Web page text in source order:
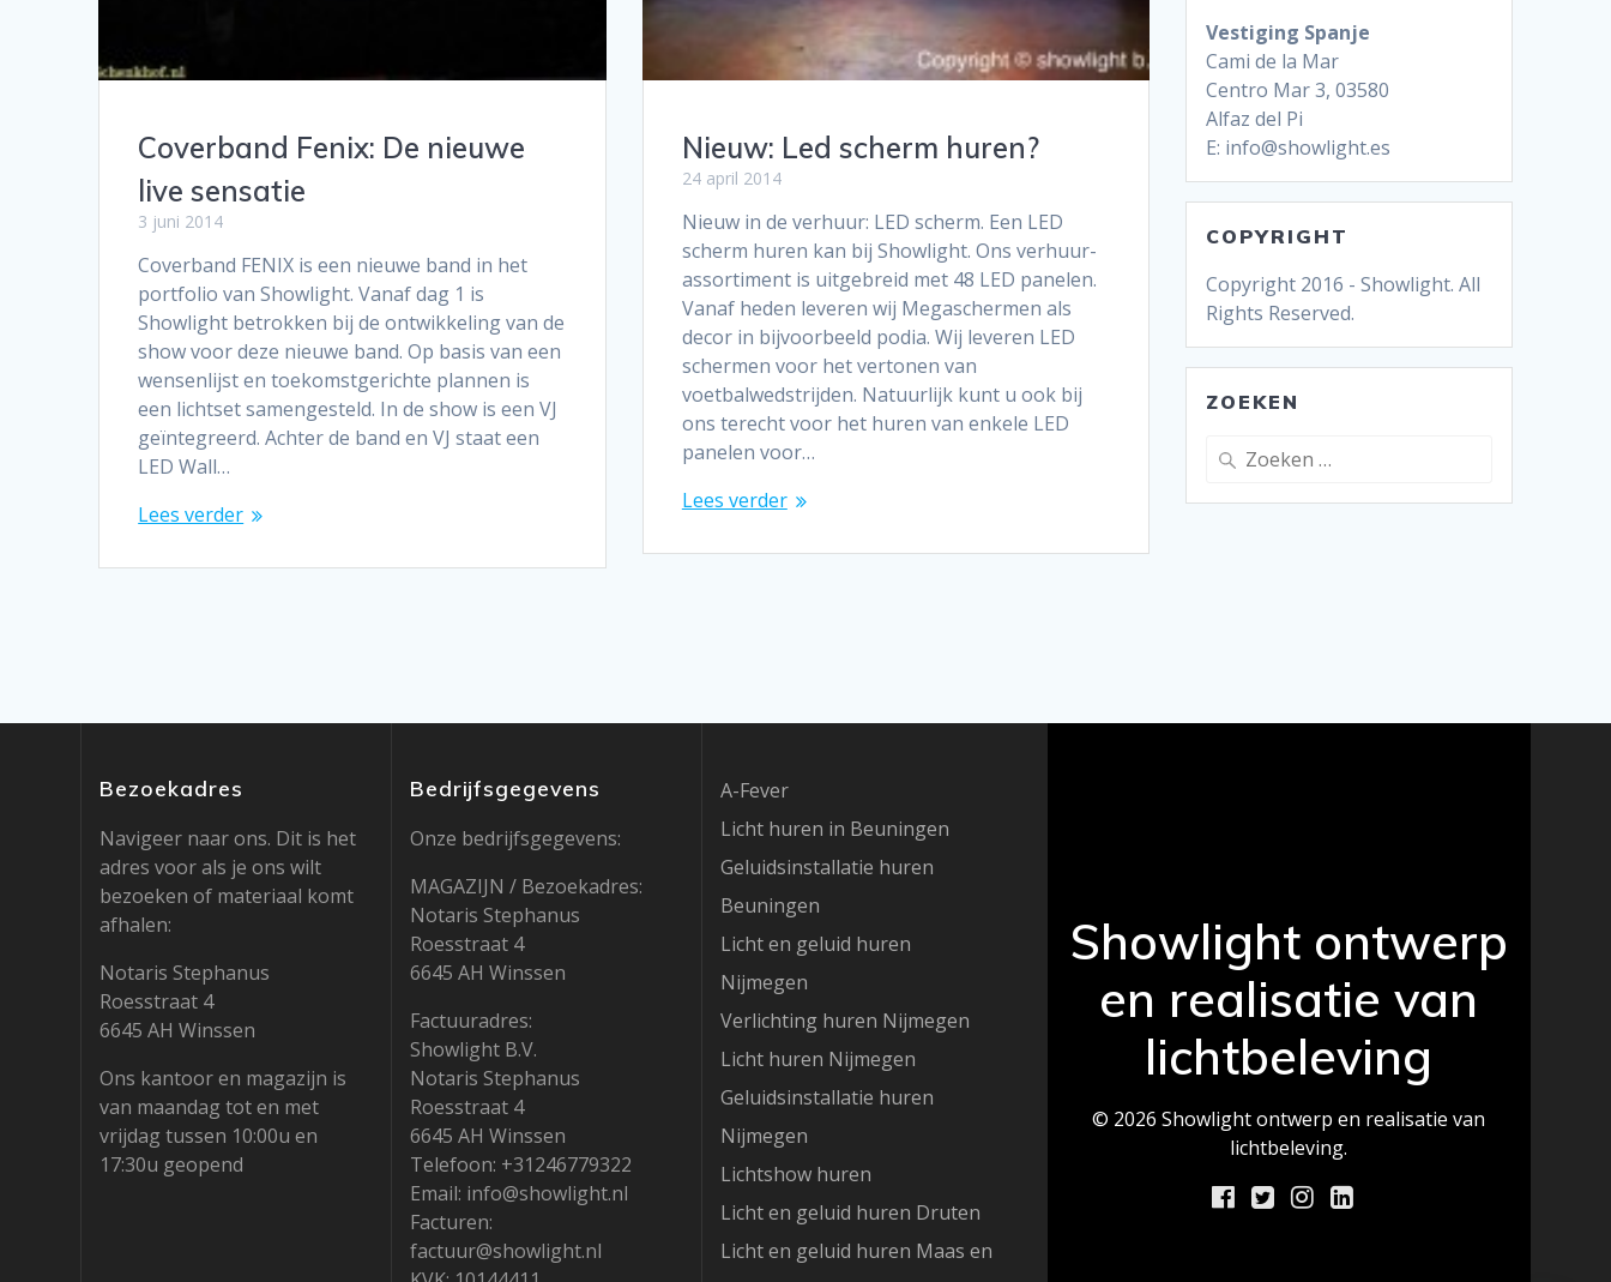
Coverband Fenix: De nieuwe
live sensatie
3 juni 2014
Coverband FENIX is een nieuwe band in het
portfolio van Showlight. Vanaf dag 1 is
Showlight betrokken bij de ontwikkeling van de
show voor deze nieuwe band. Op basis van een
wensenlijst en toekomstgerichte plannen is
een lichtset samengesteld. In de show is een VJ
geïntegreerd. Achter de band en VJ staat een
LED Wall…
Lees verder
Nieuw: Led scherm huren?
24 april 2014
Nieuw in de verhuur: LED scherm. Een LED
scherm huren kan bij Showlight. Ons verhuur-
assortiment is uitgebreid met 48 LED panelen.
Vanaf heden leveren wij Megaschermen als
decor in bijvoorbeeld podia. Wij leveren LED
schermen voor het vertonen van
voetbalwedstrijden. Natuurlijk kunt u ook bij
ons terecht voor het huren van enkele LED
panelen voor…
Lees verder
Vestiging Spanje
Cami de la Mar
Centro Mar 3, 03580
Alfaz del Pi
E: info@showlight.es
COPYRIGHT
Copyright 2016 - Showlight. All
Rights Reserved.
ZOEKEN
Zoeken
Bezoekadres
Navigeer naar ons. Dit is het
adres voor als je ons wilt
bezoeken of materiaal komt
afhalen:
Notaris Stephanus
Roesstraat 4
6645 AH Winssen
Ons kantoor en magazijn is
van maandag tot en met
vrijdag tussen 10:00u en
17:30u geopend
Bedrijfsgegevens
Onze bedrijfsgegevens:
MAGAZIJN / Bezoekadres:
Notaris Stephanus
Roesstraat 4
6645 AH Winssen
Factuuradres:
Showlight B.V.
Notaris Stephanus
Roesstraat 4
6645 AH Winssen
Telefoon: +31246779322
Email: info@showlight.nl
Facturen:
factuur@showlight.nl
A-Fever
Licht huren in Beuningen
Geluidsinstallatie huren
Beuningen
Licht en geluid huren
Nijmegen
Verlichting huren Nijmegen
Licht huren Nijmegen
Geluidsinstallatie huren
Nijmegen
Lichtshow huren
Licht en geluid huren Druten
Licht en geluid huren Maas en
Showlight ontwerp
en realisatie van
lichtbeleving
© 2026 Showlight ontwerp en realisatie van
lichtbeleving.